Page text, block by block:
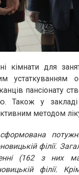
кімнати для
устаткуванням
пансіонату
Також у
методом
філії.
(162 з них
філії.